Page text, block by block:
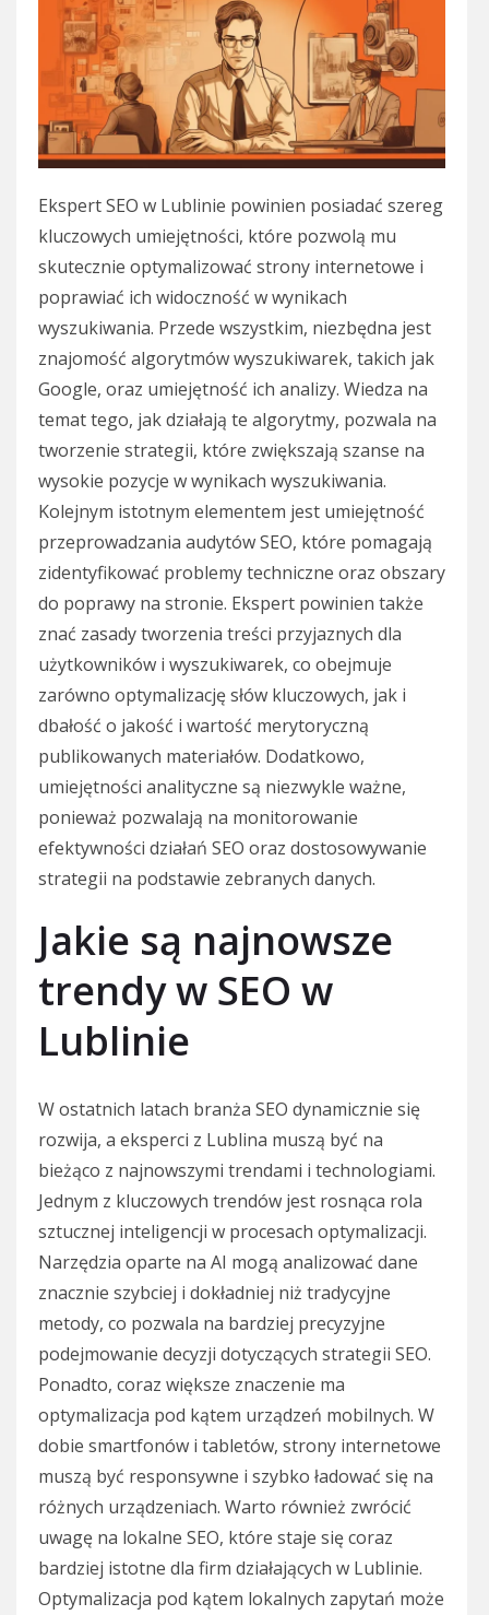
Ekspert SEO w Lublinie powinien posiadać szereg
kluczowych umiejętności, które pozwolą mu
skutecznie optymalizować strony internetowe i
poprawiać ich widoczność w wynikach
wyszukiwania. Przede wszystkim, niezbędna jest
znajomość algorytmów wyszukiwarek, takich jak
Google, oraz umiejętność ich analizy. Wiedza na
temat tego, jak działają te algorytmy, pozwala na
tworzenie strategii, które zwiększają szanse na
wysokie pozycje w wynikach wyszukiwania.
Kolejnym istotnym elementem jest umiejętność
przeprowadzania audytów SEO, które pomagają
zidentyfikować problemy techniczne oraz obszary
do poprawy na stronie. Ekspert powinien także
znać zasady tworzenia treści przyjaznych dla
użytkowników i wyszukiwarek, co obejmuje
zarówno optymalizację słów kluczowych, jak i
dbałość o jakość i wartość merytoryczną
publikowanych materiałów. Dodatkowo,
umiejętności analityczne są niezwykle ważne,
ponieważ pozwalają na monitorowanie
efektywności działań SEO oraz dostosowywanie
strategii na podstawie zebranych danych.
Jakie są najnowsze
trendy w SEO w
Lublinie
W ostatnich latach branża SEO dynamicznie się
rozwija, a eksperci z Lublina muszą być na
bieżąco z najnowszymi trendami i technologiami.
Jednym z kluczowych trendów jest rosnąca rola
sztucznej inteligencji w procesach optymalizacji.
Narzędzia oparte na AI mogą analizować dane
znacznie szybciej i dokładniej niż tradycyjne
metody, co pozwala na bardziej precyzyjne
podejmowanie decyzji dotyczących strategii SEO.
Ponadto, coraz większe znaczenie ma
optymalizacja pod kątem urządzeń mobilnych. W
dobie smartfonów i tabletów, strony internetowe
muszą być responsywne i szybko ładować się na
różnych urządzeniach. Warto również zwrócić
uwagę na lokalne SEO, które staje się coraz
bardziej istotne dla firm działających w Lublinie.
Optymalizacja pod kątem lokalnych zapytań może